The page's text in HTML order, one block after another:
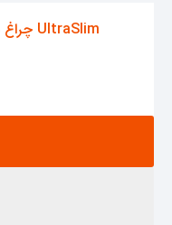
چراغ مگنتی هوشمند نقطه ای متحرک 12 وات UltraSlim